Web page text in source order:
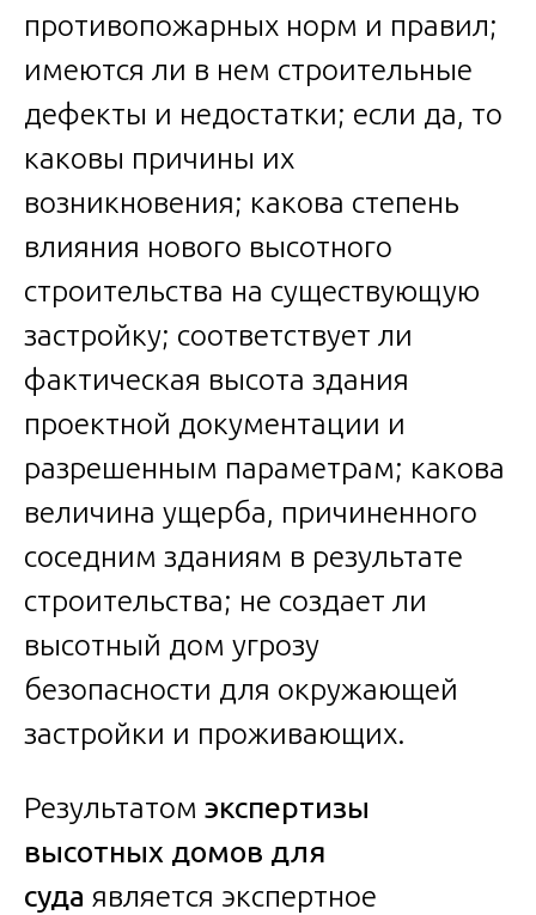
противопожарных норм и правил;
имеются ли в нем строительные
дефекты и недостатки; если да, то
каковы причины их
возникновения; какова степень
влияния нового высотного
строительства на существующую
застройку; соответствует ли
фактическая высота здания
проектной документации и
разрешенным параметрам; какова
величина ущерба, причиненного
соседним зданиям в результате
строительства; не создает ли
высотный дом угрозу
безопасности для окружающей
застройки и проживающих.
Результатом экспертизы
высотных домов для
суда является экспертное